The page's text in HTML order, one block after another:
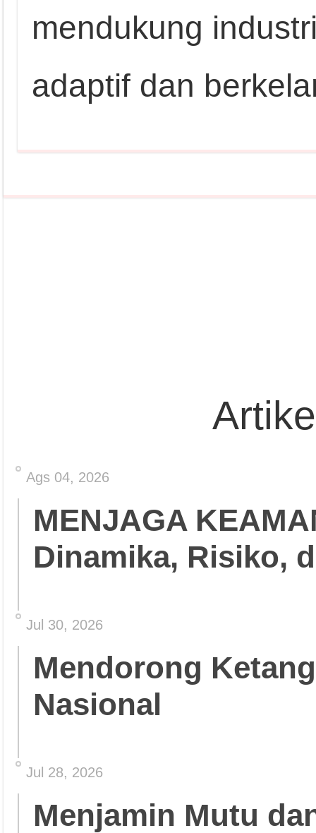
mendukung
adaptif dan
Ags 04, 2026
MENJAGA
Dinamika, Risiko,
Jul 30, 2026
Mendorong
Nasional
Jul 28, 2026
Menjamin Mutu